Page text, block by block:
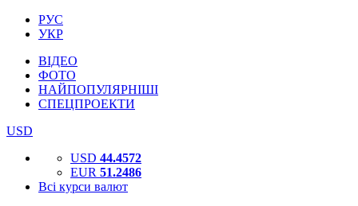
РУС
УКР
ВІДЕО
ФОТО
НАЙПОПУЛЯРНІШІ
СПЕЦПРОЕКТИ
USD
USD 44.4572
EUR 51.2486
Всі курси валют